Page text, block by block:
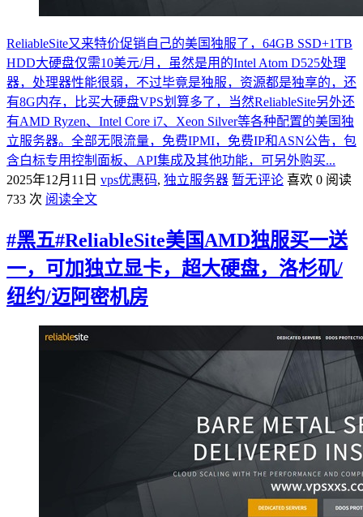
ReliableSite又来特价促销自己的美国独服了，64GB SSD+1TB
HDD大硬盘仅需10美元/月，虽然是用的Intel Atom D525处理
器，处理器性能很弱，不过毕竟是独服，资源都是独享的，还
有8G内存，比买大硬盘VPS划算多了，当然ReliableSite另外还
有AMD Ryzen、Intel Core i7、Xeon Silver等各种配置的美国独
立服务器。全部无限流量，免费IPMI，免费IP和ASN公告，包
含白标专用控制面板、API集成及其他功能，可另外购买...
2025年12月11日 vps优惠码, 独立服务器 暂无评论 喜欢 0 阅读
733 次 阅读全文
#黑五#ReliableSite美国AMD独服买一送
一，可加独立显卡，超大硬盘，洛杉矶/
纽约/迈阿密机房